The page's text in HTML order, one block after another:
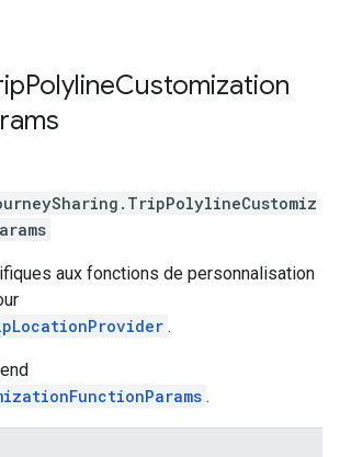
PolylineCustomization
. TripPolylineCustomiz
aux fonctions de personnalisation
.
.